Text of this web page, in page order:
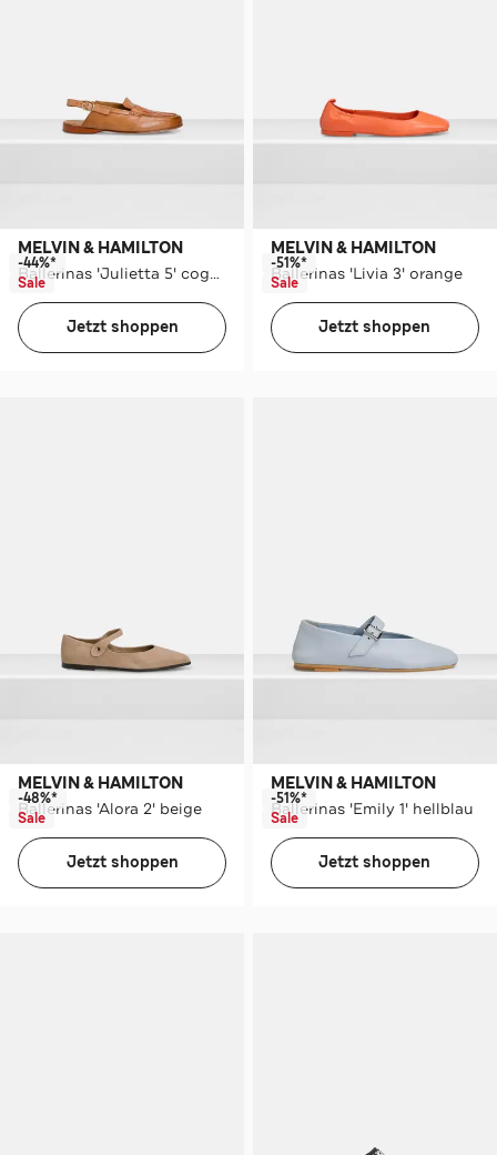
MELVIN & HAMILTON
Ballerinas 'Julietta 5' cognac
-44%*
Sale
Jetzt shoppen
MELVIN & HAMILTON
Ballerinas 'Livia 3' orange
-51%*
Sale
Jetzt shoppen
MELVIN & HAMILTON
Ballerinas 'Alora 2' beige
-48%*
Sale
Jetzt shoppen
MELVIN & HAMILTON
Ballerinas 'Emily 1' hellblau
-51%*
Sale
Jetzt shoppen